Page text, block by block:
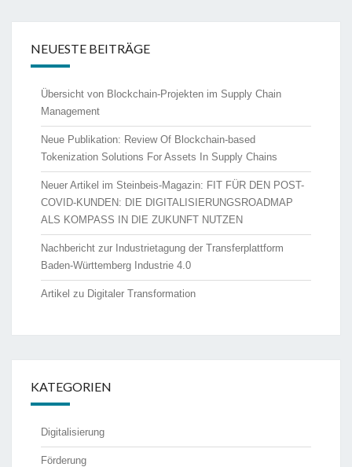
NEUESTE BEITRÄGE
Übersicht von Blockchain-Projekten im Supply Chain
Management
Neue Publikation: Review Of Blockchain-based
Tokenization Solutions For Assets In Supply Chains
Neuer Artikel im Steinbeis-Magazin: FIT FÜR DEN POST-
COVID-KUNDEN: DIE DIGITALISIERUNGSROADMAP
ALS KOMPASS IN DIE ZUKUNFT NUTZEN
Nachbericht zur Industrietagung der Transferplattform
Baden-Württemberg Industrie 4.0
Artikel zu Digitaler Transformation
KATEGORIEN
Digitalisierung
Förderung